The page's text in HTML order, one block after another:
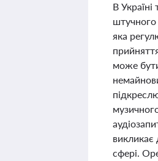
В
штучного
яка
може
викликає
сфері.